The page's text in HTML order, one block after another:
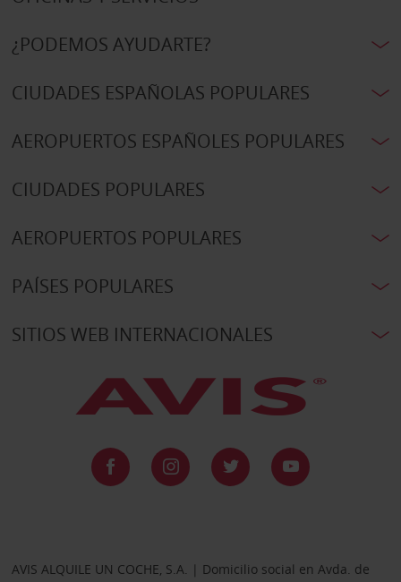
¿PODEMOS AYUDARTE?
CIUDADES ESPAÑOLAS POPULARES
AEROPUERTOS ESPAÑOLES POPULARES
CIUDADES POPULARES
AEROPUERTOS POPULARES
PAÍSES POPULARES
SITIOS WEB INTERNACIONALES
AVIS ALQUILE UN COCHE, S.A. | Domicilio social en Avda. de